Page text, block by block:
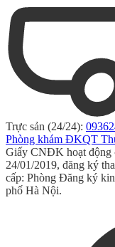
Trực sản (24/24):
Phòng khám ĐKQT
Giấy CNĐK hoạt động
24/01/2019, đăng ký
cấp: Phòng Đăng ký
phố Hà Nội.